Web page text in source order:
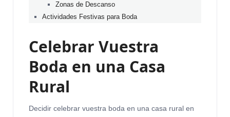
Zonas de Descanso
Actividades Festivas para Boda
Celebrar Vuestra
Boda en una Casa
Rural
Decidir celebrar vuestra boda en una casa rural en